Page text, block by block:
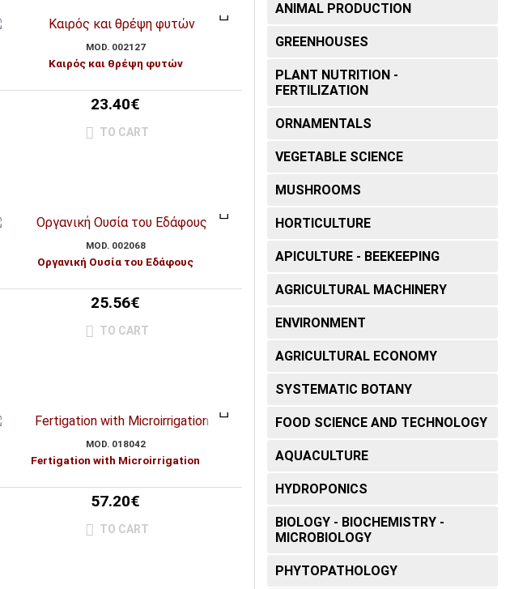
MOD. 002127
Καιρός και θρέψη φυτών
23.40€
TO CART
MOD. 002068
Οργανική Ουσία του Εδάφους
25.56€
TO CART
MOD. 018042
Fertigation with Microirrigation
57.20€
TO CART
ANIMAL PRODUCTION
GREENHOUSES
PLANT NUTRITION -
FERTILIZATION
ORNAMENTALS
VEGETABLE SCIENCE
MUSHROOMS
HORTICULTURE
APICULTURE - BEEKEEPING
AGRICULTURAL MACHINERY
ENVIRONMENT
AGRICULTURAL ECONOMY
SYSTEMATIC BOTANY
FOOD SCIENCE AND TECHNOLOGY
AQUACULTURE
HYDROPONICS
BIOLOGY - BIOCHEMISTRY -
MICROBIOLOGY
PHYTOPATHOLOGY